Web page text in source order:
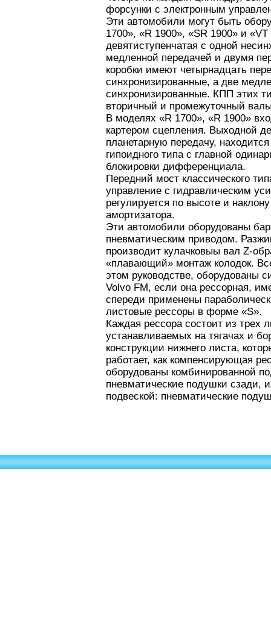
форсунки с электронным
Эти автомобили могут быть
1700», «R 1900», «SR 1900» и
девятиступенчатая с одной
медленной передачей и двумя
коробки имеют четырнадцать
синхронизированные, а две
синхронизированные. КПП этих
вторичный и промежуточный
В моделях «R 1700», «R 1900»
картером сцепления. Выходной
планетарную передачу,
гипоидного типа с главной
блокировки дифференциала.
Передний мост классического
управление с гидравлическим
регулируется по высоте и
амортизатора.
Эти автомобили оборудованы
пневматическим приводом.
производит кулачковыы вал Z-
«плавающий» монтаж колодок.
этом руководстве, оборудованы
Volvo FM, если она рессорная,
спереди применены
листовые рессоры в форме «S».
Каждая рессора состоит из трех
устанавливаемых на тягачах и
конструкции нижнего листа,
работает, как компенсирующая
оборудованы комбинированной
пневматические подушки сзади,
подвеской: пневматические